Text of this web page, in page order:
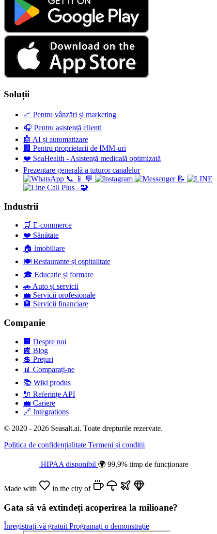
Soluții
📈 Pentru vânzări și marketing
🎧 Pentru asistență clienți
🤖 AI și automatizare
🏢 Pentru proprietarii de IMM-uri
❤️ SeaHealth - Asistență medicală optimizată
Prezentare generală a tuturor canalelor
📞
📱 💬 📝
+ 🧩
Industrii
🛒 E-commerce
❤️ Sănătate
🏠 Imobiliare
🍽️ Restaurante și ospitalitate
🎓 Educație și formare
🚗 Auto și servicii
💼 Servicii profesionale
🏦 Servicii financiare
Companie
🏢 Despre noi
📰 Blog
💲 Prețuri
📊 Comparați-ne
📚 Wiki produs
🔌 Referințe API
💼 Cariere
🔗 Integrations
© 2020 - 2026 Seasalt.ai. Toate drepturile rezervate.
Politica de confidențialitate Termeni și condiții
HIPAA disponibil 🌍 99,9% timp de funcționare
Made with in the city of
Gata să vă extindeți acoperirea la milioane?
Înregistrați-vă gratuit Programați o demonstrație